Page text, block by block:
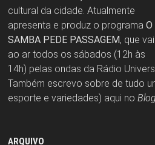
cultural da cidade. Atualmente
apresenta e produz o programa O
SAMBA PEDE PASSAGEM, que vai
ao ar todos os sábados (12h às
14h) pelas ondas da Rádio
Também escrevo sobre de tudo
esporte e variedades) aqui no
ARQUIVO